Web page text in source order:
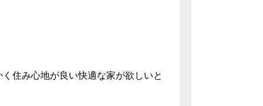
住み心地が良い快適な家が欲しいと